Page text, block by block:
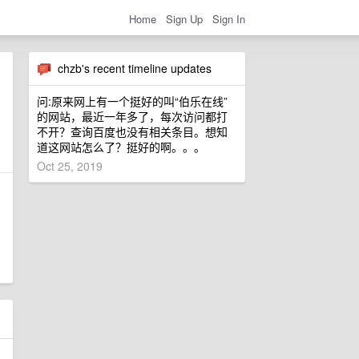
Home Sign Up Sign In
chzb's recent timeline updates
问:原来网上有一个挺好的叫“伯乐在线”
的网站，最近一年多了，每次访问都打
不开？查询百度也没有相关条目。想知
道这网站怎么了？挺好的啊。。。
Oct 25, 2019